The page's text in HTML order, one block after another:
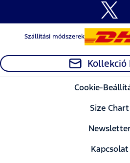
Szállítási módszerek
Kollekció
Cookie-
Size Chart
Newsletter
Kapcsolat